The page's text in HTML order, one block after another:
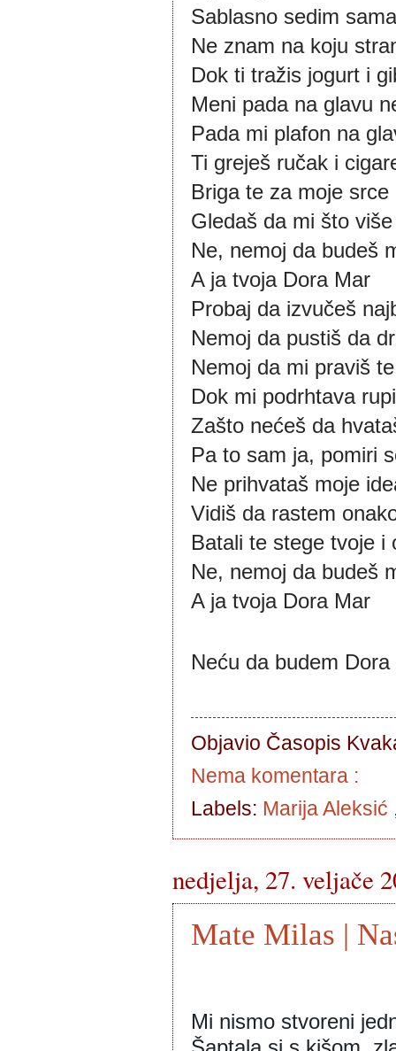
Sablasno sedim
Ne znam na koju
Dok ti tražis jogurt i
Meni pada na glavu
Pada mi plafon na
Ti greješ ručak i
Briga te za moje srce
Gledaš da mi što
Ne, nemoj da budeš
A ja tvoja Dora Mar
Probaj da izvučeš
Nemoj da pustiš da
Nemoj da mi praviš
Dok mi podrhtava
Zašto nećeš da
Pa to sam ja, pomiri
Ne prihvataš moje
Vidiš da rastem
Batali te stege tvoje i
Ne, nemoj da budeš
A ja tvoja Dora Mar
Neću da budem
Objavio Časopis
Nema komentara :
Labels: Marija Aleksić
nedjelja, 27. veljače
Mate Milas |
Mi nismo stvoreni